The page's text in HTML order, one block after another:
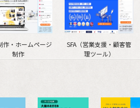
作・ホームページ
制作
SFA（営業支援・顧客管
理ツール）